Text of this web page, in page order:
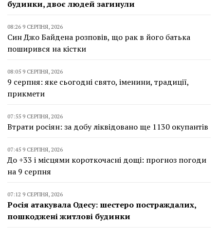
будинки, двоє людей загинули
08:26 9 СЕРПНЯ, 2026
Син Джо Байдена розповів, що рак в його батька
поширився на кістки
08:05 9 СЕРПНЯ, 2026
9 серпня: яке сьогодні свято, іменини, традиції,
прикмети
07:55 9 СЕРПНЯ, 2026
Втрати росіян: за добу ліквідовано ще 1130 окупантів
07:45 9 СЕРПНЯ, 2026
До +33 і місцями короткочасні дощі: прогноз погоди
на 9 серпня
07:12 9 СЕРПНЯ, 2026
Росія атакувала Одесу: шестеро постраждалих,
пошкоджені житлові будинки